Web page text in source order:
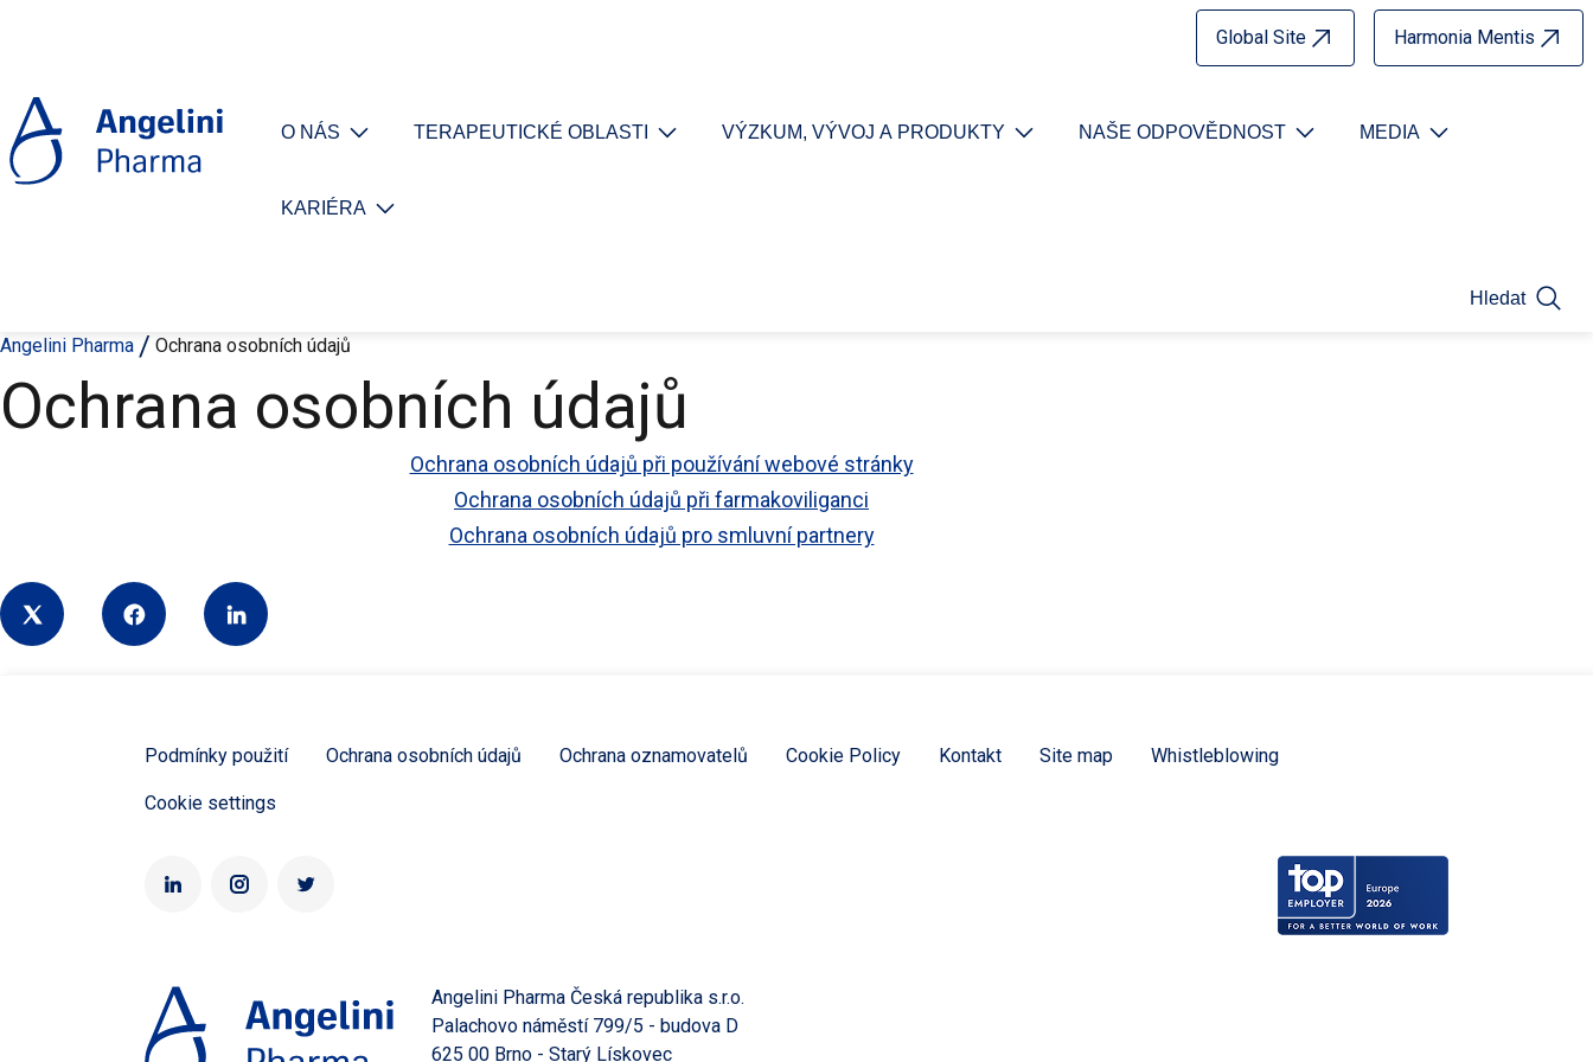
O NÁS TERAPEUTICKÉ OBLASTI VÝZKUM, VÝVOJ A PRODUKTY NAŠE ODPOVĚDNOST MEDIA
KARIÉRA
Hledat
Global Site Harmonia Mentis
Angelini Pharma Ochrana osobních údajů
Ochrana osobních údajů
Ochrana osobních údajů při používání webové stránky
Ochrana osobních údajů při farmakoviliganci
Ochrana osobních údajů pro smluvní partnery
Share
Podmínky použití Ochrana osobních údajů Ochrana oznamovatelů Cookie Policy Kontakt Site map Whistleblowing
Cookie settings
Angelini Pharma Česká republika s.r.o.
Palachovo náměstí 799/5 - budova D
625 00 Brno - Starý Lískovec